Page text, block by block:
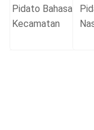
Pidato Bahasa
Kecamatan